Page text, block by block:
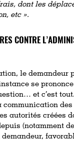
dont les
etc ».
CONTRE
le
se
et c’est
communication
autorités créées
(notamment
demandeur,